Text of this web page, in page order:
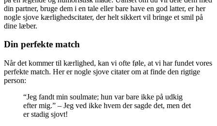
din partner, bruge dem i en tale eller bare have en god latter, er her
nogle sjove kærlighedscitater, der helt sikkert vil bringe et smil på
dine læber.
Din perfekte match
Når det kommer til kærlighed, kan vi ofte føle, at vi har fundet vores
perfekte match. Her er nogle sjove citater om at finde den rigtige
person:
“Jeg fandt min soulmate; hun var bare ikke på udkig
efter mig.” – Jeg ved ikke hvem der sagde det, men det
er stadig sjovt!